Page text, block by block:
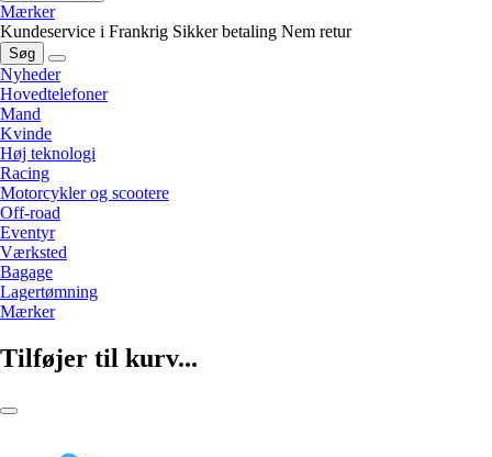
Mærker
Kundeservice i Frankrig Sikker betaling Nem retur
Søg
Nyheder
Hovedtelefoner
Mand
Kvinde
Høj teknologi
Racing
Motorcykler og scootere
Off-road
Eventyr
Værksted
Bagage
Lagertømning
Mærker
Tilføjer til kurv...